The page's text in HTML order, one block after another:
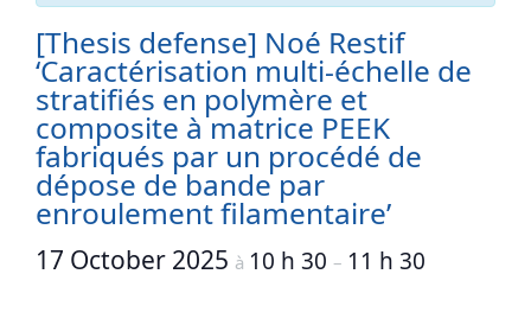
[Thesis defense] Noé Restif
‘Caractérisation multi-échelle de
stratifiés en polymère et
composite à matrice PEEK
fabriqués par un procédé de
dépose de bande par
enroulement filamentaire’
17 October 2025 à 10 h 30 – 11 h 30